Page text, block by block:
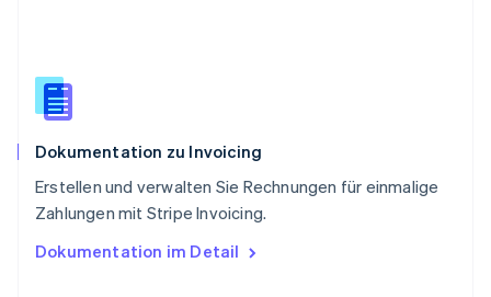
Dokumentation zu Invoicing
Erstellen und verwalten Sie Rechnungen für einmalige
Zahlungen mit Stripe Invoicing.
Dokumentation im Detail
Spanien
Español
ไทยEnglish
Tschechische Republik
Ungarn
English